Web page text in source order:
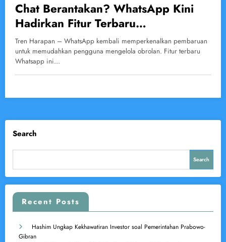
Chat Berantakan? WhatsApp Kini
Hadirkan Fitur Terbaru
Pengelompokan Chat yang Mudah!
Tren Harapan – WhatsApp kembali memperkenalkan pembaruan
untuk memudahkan pengguna mengelola obrolan. Fitur terbaru
Whatsapp ini…
Search
Search
Recent Posts
Hashim Ungkap Kekhawatiran Investor soal Pemerintahan Prabowo-
Gibran